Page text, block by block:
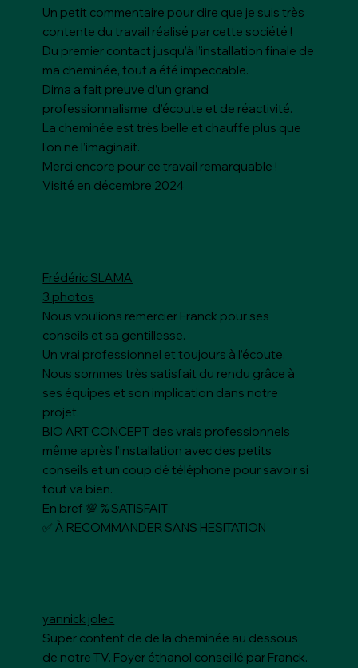
Un petit commentaire pour dire que je suis très
contente du travail réalisé par cette société !
Du premier contact jusqu’à l’installation finale de
ma cheminée, tout a été impeccable.
Dima a fait preuve d’un grand
professionnalisme, d’écoute et de réactivité.
La cheminée est très belle et chauffe plus que
l’on ne l’imaginait.
Merci encore pour ce travail remarquable !
Visité en décembre 2024
Frédéric SLAMA
3 photos
Nous voulions remercier Franck pour ses
conseils et sa gentillesse.
Un vrai professionnel et toujours à l’écoute.
Nous sommes très satisfait du rendu grâce à
ses équipes et son implication dans notre
projet.
BIO ART CONCEPT des vrais professionnels
même après l’installation avec des petits
conseils et un coup dé téléphone pour savoir si
tout va bien.
En bref 💯 % SATISFAIT
✅ À RECOMMANDER SANS HESITATION
yannick jolec
Super content de de la cheminée au dessous
de notre TV. Foyer éthanol conseillé par Franck.